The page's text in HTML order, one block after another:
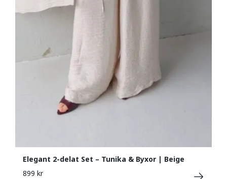
Elegant 2-delat Set – Tunika & Byxor | Beige
899 kr